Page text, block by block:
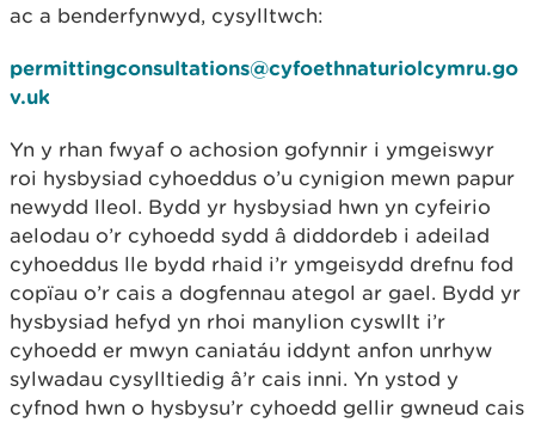
ac a benderfynwyd, cysylltwch:
permittingconsultations@cyfoethnaturiolcymru.go
v.uk
Yn y rhan fwyaf o achosion gofynnir i ymgeiswyr
roi hysbysiad cyhoeddus o’u cynigion mewn papur
newydd lleol. Bydd yr hysbysiad hwn yn cyfeirio
aelodau o’r cyhoedd sydd â diddordeb i adeilad
cyhoeddus lle bydd rhaid i’r ymgeisydd drefnu fod
copïau o’r cais a dogfennau ategol ar gael. Bydd yr
hysbysiad hefyd yn rhoi manylion cyswllt i’r
cyhoedd er mwyn caniatáu iddynt anfon unrhyw
sylwadau cysylltiedig â’r cais inni. Yn ystod y
cyfnod hwn o hysbysu’r cyhoedd gellir gwneud cais